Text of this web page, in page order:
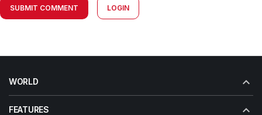
SUBMIT COMMENT LOGIN
WORLD
FEATURES